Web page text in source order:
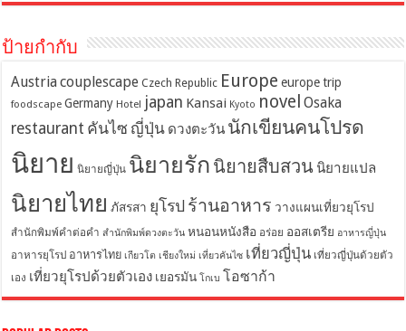
ป้ายกำกับ
Austriacouplescape Czech Republic Europe europe trip
foodscape Germany Hotel japan Kansai Kyoto novel Osaka
restaurant คันไซ ญี่ปุ่น ดวงตะวัน นักเขียนคนโปรด
นิยาย นิยายญี่ปุ่น นิยายรัก นิยายสืบสวน นิยายแปล
นิยายไทย ภัสรสา ยุโรป ร้านอาหาร วางแผนเที่ยวยุโรป
สำนักพิมพ์คำต่อคำ สำนักพิมพ์ดวงตะวัน หนอนหนังสือ อร่อย ออสเตรีย อาหารญี่ปุ่น
อาหารยุโรป อาหารไทย เกียวโต เชียงใหม่ เที่ยวคันไซ เที่ยวญี่ปุ่น เที่ยวญี่ปุ่นด้วยตัว
เอง เที่ยวยุโรปด้วยตัวเอง เยอรมัน โกเบ โอซาก้า